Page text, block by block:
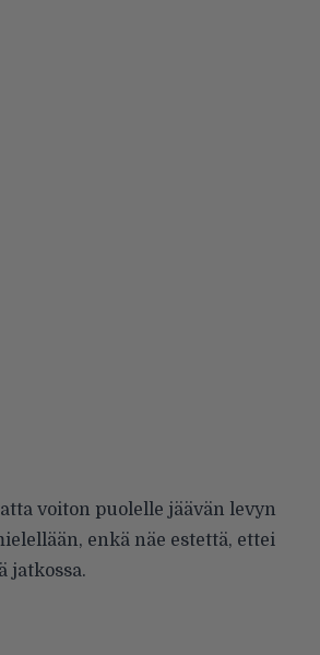
voiton puolelle jäävän levyn
enkä näe estettä, ettei
jatkossa.